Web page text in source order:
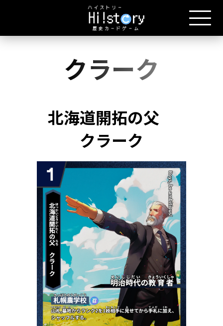
クラーク
北海道開拓の父
クラーク